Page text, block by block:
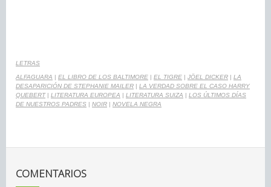
LETRAS
ALFAGUARA | EL LIBRO DE LOS BALTIMORE | EL TIGRE | JÖEL DICKER | LA
DESAPARICIÓN DE STEPHANIE MAILER | LA VERDAD SOBRE EL CASO HARRY
QUEBERT| LITERATURA EUROPEA | LITERATURA SUIZA | LOS ÚLTIMOS DÍAS
DE NUESTROS PADRES | NOIR | NOVELA NEGRA
COMENTARIOS